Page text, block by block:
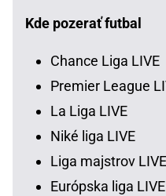
Kde pozerať futbal
Chance Liga LIVE
Premier League
La Liga LIVE
Niké liga LIVE
Liga majstrov LIVE
Európska liga LIVE